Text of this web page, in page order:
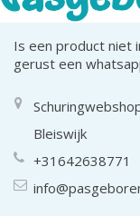
Is een product niet
gerust een
Bleiswijk
+31642638771